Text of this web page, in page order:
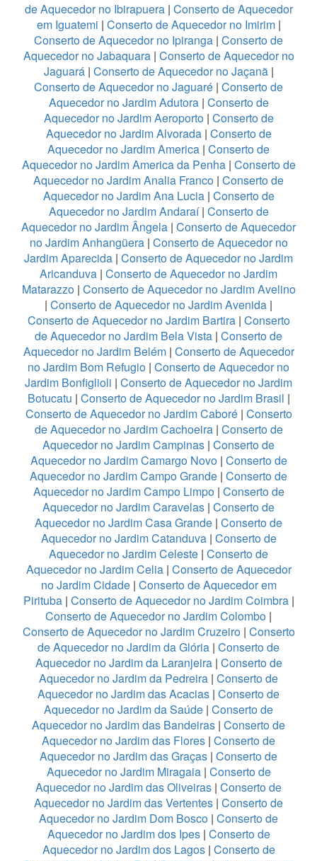
de Aquecedor no Ibirapuera| Conserto de Aquecedor
em Iguatemi | Conserto de Aquecedor no Imirim|
Conserto de Aquecedor no Ipiranga | Conserto de
Aquecedor no Jabaquara| Conserto de Aquecedor no
Jaguará| Conserto de Aquecedor no Jaçanã|
Conserto de Aquecedor no Jaguaré | Conserto de
Aquecedor no Jardim Adutora| Conserto de
Aquecedor no Jardim Aeroporto| Conserto de
Aquecedor no Jardim Alvorada| Conserto de
Aquecedor no Jardim America | Conserto de
Aquecedor no Jardim America da Penha| Conserto de
Aquecedor no Jardim Analia Franco | Conserto de
Aquecedor no Jardim Ana Lucia| Conserto de
Aquecedor no Jardim Andaraí| Conserto de
Aquecedor no Jardim Ângela | Conserto de Aquecedor
no Jardim Anhangüera| Conserto de Aquecedor no
Jardim Aparecida | Conserto de Aquecedor no Jardim
Aricanduva | Conserto de Aquecedor no Jardim
Matarazzo| Conserto de Aquecedor no Jardim Avelino
| Conserto de Aquecedor no Jardim Avenida |
Conserto de Aquecedor no Jardim Bartira| Conserto
de Aquecedor no Jardim Bela Vista | Conserto de
Aquecedor no Jardim Belém| Conserto de Aquecedor
no Jardim Bom Refugio | Conserto de Aquecedor no
Jardim Bonfiglioli | Conserto de Aquecedor no Jardim
Botucatu | Conserto de Aquecedor no Jardim Brasil |
Conserto de Aquecedor no Jardim Caboré| Conserto
de Aquecedor no Jardim Cachoeira| Conserto de
Aquecedor no Jardim Campinas | Conserto de
Aquecedor no Jardim Camargo Novo| Conserto de
Aquecedor no Jardim Campo Grande | Conserto de
Aquecedor no Jardim Campo Limpo| Conserto de
Aquecedor no Jardim Caravelas | Conserto de
Aquecedor no Jardim Casa Grande | Conserto de
Aquecedor no Jardim Catanduva| Conserto de
Aquecedor no Jardim Celeste | Conserto de
Aquecedor no Jardim Celia| Conserto de Aquecedor
no Jardim Cidade| Conserto de Aquecedor em
Pirituba| Conserto de Aquecedor no Jardim Coimbra|
Conserto de Aquecedor no Jardim Colombo |
Conserto de Aquecedor no Jardim Cruzeiro| Conserto
de Aquecedor no Jardim da Glória | Conserto de
Aquecedor no Jardim da Laranjeira| Conserto de
Aquecedor no Jardim da Pedreira | Conserto de
Aquecedor no Jardim das Acacias | Conserto de
Aquecedor no Jardim da Saúde | Conserto de
Aquecedor no Jardim das Bandeiras | Conserto de
Aquecedor no Jardim das Flores | Conserto de
Aquecedor no Jardim das Graças | Conserto de
Aquecedor no Jardim Miragaia| Conserto de
Aquecedor no Jardim das Oliveiras | Conserto de
Aquecedor no Jardim das Vertentes | Conserto de
Aquecedor no Jardim Dom Bosco | Conserto de
Aquecedor no Jardim dos Ipes| Conserto de
Aquecedor no Jardim dos Lagos| Conserto de